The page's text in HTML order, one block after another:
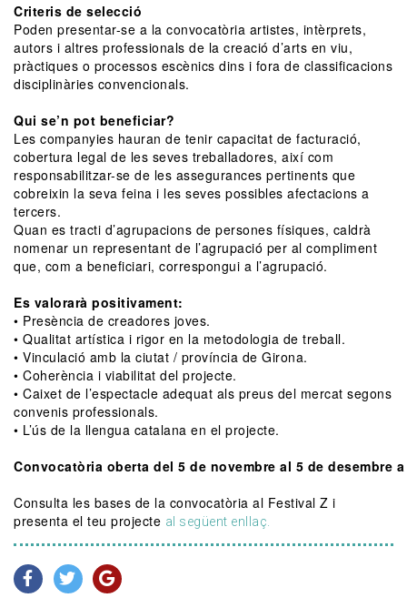
Criteris de selecció
Poden presentar-se a la convocatòria artistes, intèrprets,
autors i altres professionals de la creació d’arts en viu,
pràctiques o processos escènics dins i fora de classificacions
disciplinàries convencionals.
Qui se’n pot beneficiar?
Les companyies hauran de tenir capacitat de facturació,
cobertura legal de les seves treballadores, així com
responsabilitzar-se de les assegurances pertinents que
cobreixin la seva feina i les seves possibles afectacions a
tercers.
Quan es tracti d’agrupacions de persones físiques, caldrà
nomenar un representant de l’agrupació per al compliment
que, com a beneficiari, correspongui a l’agrupació.
Es valorarà positivament:
• Presència de creadores joves.
• Qualitat artística i rigor en la metodologia de treball.
• Vinculació amb la ciutat / província de Girona.
• Coherència i viabilitat del projecte.
• Caixet de l’espectacle adequat als preus del mercat segons
convenis professionals.
• L’ús de la llengua catalana en el projecte.
Convocatòria oberta del 5 de novembre al 5 de desembre
Consulta les bases de la convocatòria al Festival Z i
presenta el teu projecte al següent enllaç.